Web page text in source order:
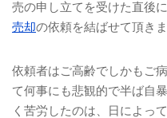
売の申し立てを受けた直後
売却の依頼を結ばせて頂きま
依頼者はご高齢でしかもご
て何事にも悲観的で半ば自
く苦労したのは、日によっ